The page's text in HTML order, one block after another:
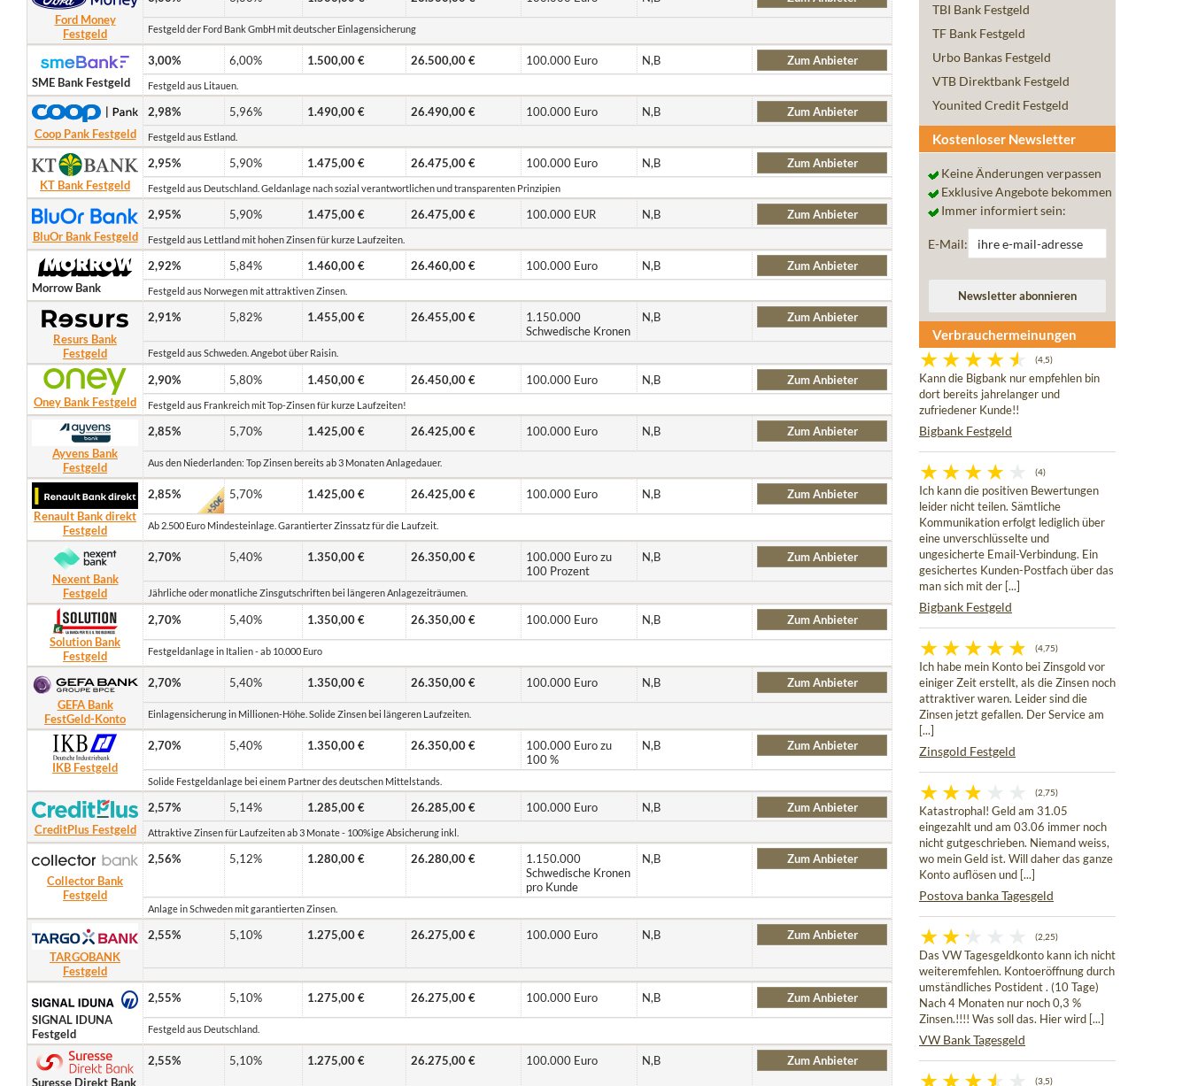
Ford Money
Festgeld
Festgeld der Ford Bank GmbH mit deutscher Einlagensicherung
SME Bank Festgeld
3,00% 6,00% 1.500,00 € 26.500,00 € 100.000 Euro N,B Zum Anbieter
Festgeld aus Litauen.
Coop Pank Festgeld
2,98% 5,96% 1.490,00 € 26.490,00 € 100.000 Euro N,B Zum Anbieter
Festgeld aus Estland.
KT Bank Festgeld
2,95% 5,90% 1.475,00 € 26.475,00 € 100.000 Euro N,B Zum Anbieter
Festgeld aus Deutschland. Geldanlage nach sozial verantwortlichen und transparenten Prinzipien
BluOr Bank Festgeld
2,95% 5,90% 1.475,00 € 26.475,00 € 100.000 EUR N,B Zum Anbieter
Festgeld aus Lettland mit hohen Zinsen für kurze Laufzeiten.
Morrow Bank
2,92% 5,84% 1.460,00 € 26.460,00 € 100.000 Euro N,B Zum Anbieter
Festgeld aus Norwegen mit attraktiven Zinsen.
Resurs Bank
Festgeld
2,91% 5,82% 1.455,00 € 26.455,00 €
1.150.000
Schwedische Kronen
N,B Zum Anbieter
Festgeld aus Schweden. Angebot über Raisin.
Oney Bank Festgeld
2,90% 5,80% 1.450,00 € 26.450,00 € 100.000 Euro N,B Zum Anbieter
Festgeld aus Frankreich mit Top-Zinsen für kurze Laufzeiten!
Ayvens Bank
Festgeld
2,85% 5,70% 1.425,00 € 26.425,00 € 100.000 Euro N,B Zum Anbieter
Aus den Niederlanden: Top Zinsen bereits ab 3 Monaten Anlagedauer.
Renault Bank direkt
Festgeld
2,85% 5,70% 1.425,00 € 26.425,00 € 100.000 Euro N,B Zum Anbieter
Ab 2.500 Euro Mindesteinlage. Garantierter Zinssatz für die Laufzeit.
Nexent Bank
Festgeld
2,70% 5,40% 1.350,00 € 26.350,00 €
100.000 Euro zu
100 Prozent
N,B Zum Anbieter
Jährliche oder monatliche Zinsgutschriften bei längeren Anlagezeiträumen.
Solution Bank
Festgeld
2,70% 5,40% 1.350,00 € 26.350,00 € 100.000 Euro N,B Zum Anbieter
Festgeldanlage in Italien - ab 10.000 Euro
GEFA Bank
FestGeld-Konto
2,70% 5,40% 1.350,00 € 26.350,00 € 100.000 Euro N,B Zum Anbieter
Einlagensicherung in Millionen-Höhe. Solide Zinsen bei längeren Laufzeiten.
IKB Festgeld
2,70% 5,40% 1.350,00 € 26.350,00 €
100.000 Euro zu
100 %
N,B Zum Anbieter
Solide Festgeldanlage bei einem Partner des deutschen Mittelstands.
CreditPlus Festgeld
2,57% 5,14% 1.285,00 € 26.285,00 € 100.000 Euro N,B Zum Anbieter
Attraktive Zinsen für Laufzeiten ab 3 Monate - 100%ige Absicherung inkl.
Collector Bank
Festgeld
2,56% 5,12% 1.280,00 € 26.280,00 €
1.150.000
Schwedische Kronen
pro Kunde
N,B Zum Anbieter
Anlage in Schweden mit garantierten Zinsen.
TARGOBANK
Festgeld
2,55% 5,10% 1.275,00 € 26.275,00 € 100.000 Euro N,B Zum Anbieter
SIGNAL IDUNA
Festgeld
2,55% 5,10% 1.275,00 € 26.275,00 € 100.000 Euro N,B Zum Anbieter
Festgeld aus Deutschland.
Suresse Direkt Bank
2,55% 5,10% 1.275,00 € 26.275,00 € 100.000 Euro N,B Zum Anbieter
TBI Bank Festgeld
TF Bank Festgeld
Urbo Bankas Festgeld
VTB Direktbank Festgeld
Younited Credit Festgeld
Kostenloser Newsletter
Keine Änderungen verpassen
Exklusive Angebote bekommen
Immer informiert sein:
E-Mail:
Verbrauchermeinungen
(4,5)
Kann die Bigbank nur empfehlen bin
dort bereits jahrelanger und
zufriedener Kunde!!
Bigbank Festgeld
(4)
Ich kann die positiven Bewertungen
leider nicht teilen. Sämtliche
Kommunikation erfolgt lediglich über
eine unverschlüsselte und
ungesicherte Email-Verbindung. Ein
gesichertes Kunden-Postfach über das
man sich mit der [...]
Bigbank Festgeld
(4,75)
Ich habe mein Konto bei Zinsgold vor
einiger Zeit erstellt, als die Zinsen noch
attraktiver waren. Leider sind die
Zinsen jetzt gefallen. Der Service am
[...]
Zinsgold Festgeld
(2,75)
Katastrophal! Geld am 31.05
eingezahlt und am 03.06 immer noch
nicht gutgeschrieben. Niemand weiss,
wo mein Geld ist. Will daher das ganze
Konto auflösen und [...]
Postova banka Tagesgeld
(2,25)
Das VW Tagesgeldkonto kann ich nicht
weiteremfehlen. Kontoeröffnung durch
umständliches Postident . (10 Tage)
Nach 4 Monaten nur noch 0,3 %
Zinsen.!!!! Was soll das. Hier wird [...]
VW Bank Tagesgeld
(3,5)